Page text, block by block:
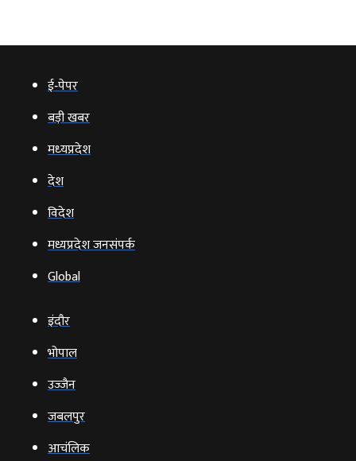
ई‑पेपर
बड़ी खबर
मध्‍यप्रदेश
देश
विदेश
मध्यप्रदेश जनसंपर्क
Global
इंदौर
भोपाल
उज्‍जैन
जबलपुर
आचंलिक